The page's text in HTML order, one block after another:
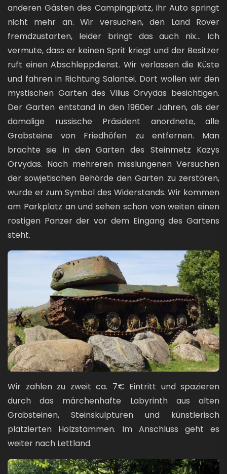
anderen Gästen des Campingplatz, ihr Auto springt
nicht mehr an. Wir versuchen, den Land Rover
fremdzustarten, leider bringt das auch nix... Ich
vermute, dass er keinen Sprit kriegt und der Besitzer
ruft einen Abschleppdienst. Wir verlassen die Küste
und fahren in Richtung Salantei. Dort wollen wir den
mystischen Garten des Vilius Orvydas besichtigen.
Der Garten entstand in den 1960er Jahren, als der
damalige russische Präsident anordnete, alle
Grabsteine von Friedhöfen zu entfernen. Man
brachte sie in den Garten des Steinmetz Kazys
Orvydas. Nach mehreren misslungenen Versuchen
der sowjetischen Behörde den Garten zu zerstören,
wurde er zum Symbol des Widerstands. Wir kommen
am Parkplatz an und sehen schon von weiten einen
rostigen Panzer der vor dem Eingang des Gartens
steht.
Bild
Wir zahlen zu zweit ca. 7€ Eintritt und spazieren
durch das märchenhafte Labyrinth aus alten
Grabsteinen, Steinskulpturen und künstlerisch
platzierten Holzstämmen. Im Anschluss geht es
weiter nach Lettland.
Bild